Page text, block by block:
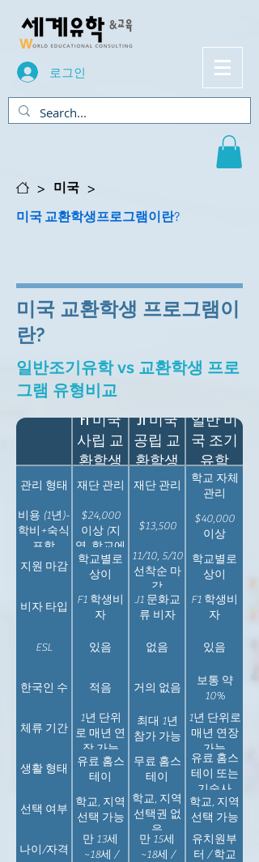
로그인
> 미국 >
미국 교환학생프로그램이란?
미국 교환학생 프로그램이
란?
일반조기유학 vs 교환학생 프로
그램 유형비교
F1 미국
사립 교
환학생
J1 미국
공립 교
환학생
일반 미
국 조기
유학
관리 형태 재단 관리 재단 관리
학교 자체
관리
비용 (1년)-
학비+숙식
포함
$24,000
이상 (지
역, 학교에
따라 상이)
$13,500
$40,000
이상
지원 마감
학교별로
상이
11/10, 5/10
선착순 마
감
학교별로
상이
비자 타입
F1 학생비
자
J1 문화교
류 비자
F1 학생비
자
ESL 있음 없음 있음
한국인 수 적음 거의 없음
보통 약
10%
체류 기간
1년 단위
로 매년 연
장 가능
최대 1년
참가 가능
1년 단위로
매년 연장
가능
생활 형태
유료 홈스
테이
무료 홈스
테이
유료 홈스
테이 또는
기숙사
선택 여부
학교, 지역
선택 가능
학교, 지역
선택권 없
음
학교, 지역
선택 가능
나이/자격
만 13세
~18세 /
만 15세
~18세 /
유치원부
터 / 학교